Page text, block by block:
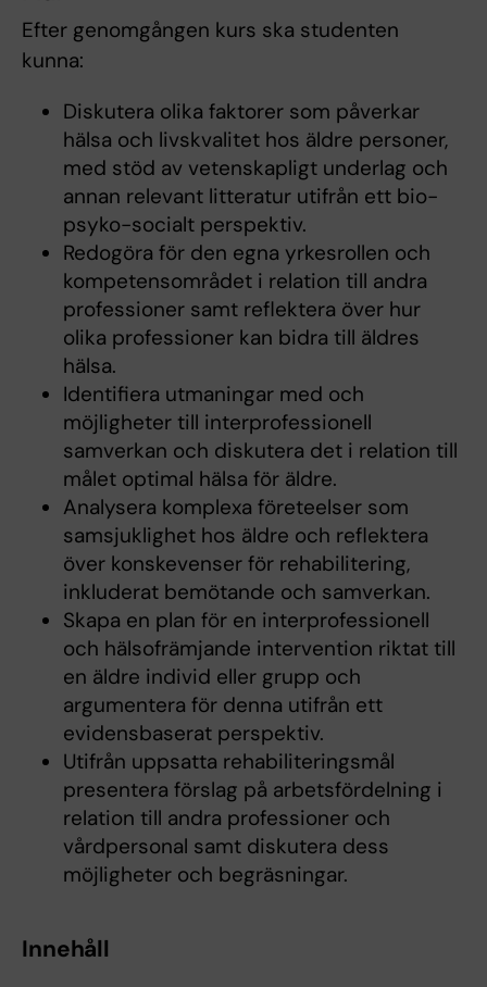
Efter genomgången kurs ska studenten
kunna:
Diskutera olika faktorer som påverkar
hälsa och livskvalitet hos äldre personer,
med stöd av vetenskapligt underlag och
annan relevant litteratur utifrån ett bio-
psyko-socialt perspektiv.
Redogöra för den egna yrkesrollen och
kompetensområdet i relation till andra
professioner samt reflektera över hur
olika professioner kan bidra till äldres
hälsa.
Identifiera utmaningar med och
möjligheter till interprofessionell
samverkan och diskutera det i relation till
målet optimal hälsa för äldre.
Analysera komplexa företeelser som
samsjuklighet hos äldre och reflektera
över konskevenser för rehabilitering,
inkluderat bemötande och samverkan.
Skapa en plan för en interprofessionell
och hälsofrämjande intervention riktat till
en äldre individ eller grupp och
argumentera för denna utifrån ett
evidensbaserat perspektiv.
Utifrån uppsatta rehabiliteringsmål
presentera förslag på arbetsfördelning i
relation till andra professioner och
vårdpersonal samt diskutera dess
möjligheter och begräsningar.
Innehåll